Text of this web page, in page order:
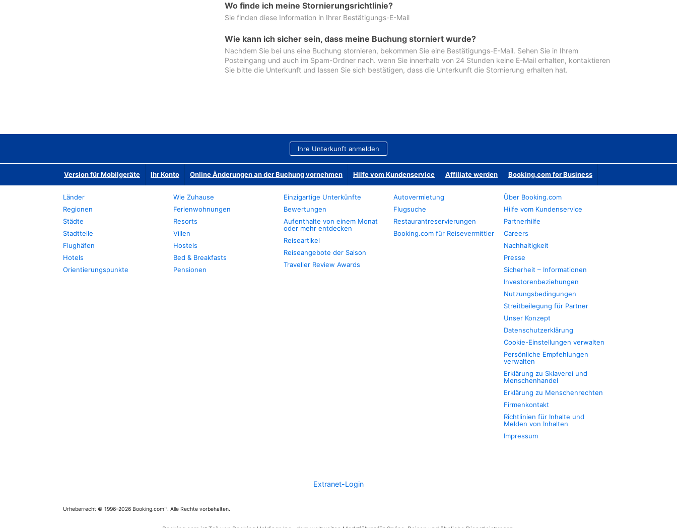
Wo finde ich meine Stornierungsrichtlinie?
Sie finden diese Information in Ihrer Bestätigungs-E-Mail
Wie kann ich sicher sein, dass meine Buchung storniert wurde?
Nachdem Sie bei uns eine Buchung stornieren, bekommen Sie eine Bestätigungs-E-Mail. Sehen Sie in Ihrem
Posteingang und auch im Spam-Ordner nach. wenn Sie innerhalb von 24 Stunden keine E-Mail erhalten, kontaktieren
Sie bitte die Unterkunft und lassen Sie sich bestätigen, dass die Unterkunft die Stornierung erhalten hat.
Ihre Unterkunft anmelden
Version für Mobilgeräte Ihr Konto Online Änderungen an der Buchung vornehmen Hilfe vom Kundenservice Affiliate werden Booking.com for Business
Länder
Regionen
Städte
Stadtteile
Flughäfen
Hotels
Orientierungspunkte
Wie Zuhause
Ferienwohnungen
Resorts
Villen
Hostels
Bed & Breakfasts
Pensionen
Einzigartige Unterkünfte
Bewertungen
Aufenthalte von einem Monat
oder mehr entdecken
Reiseartikel
Reiseangebote der Saison
Traveller Review Awards
Autovermietung
Flugsuche
Restaurantreservierungen
Booking.com für Reisevermittler
Über Booking.com
Hilfe vom Kundenservice
Partnerhilfe
Careers
Nachhaltigkeit
Presse
Sicherheit – Informationen
Investorenbeziehungen
Nutzungsbedingungen
Streitbeilegung für Partner
Unser Konzept
Datenschutzerklärung
Cookie-Einstellungen verwalten
Persönliche Empfehlungen
verwalten
Erklärung zu Sklaverei und
Menschenhandel
Erklärung zu Menschenrechten
Firmenkontakt
Richtlinien für Inhalte und
Melden von Inhalten
Impressum
Extranet-Login
Urheberrecht © 1996–2026 Booking.com™. Alle Rechte vorbehalten.